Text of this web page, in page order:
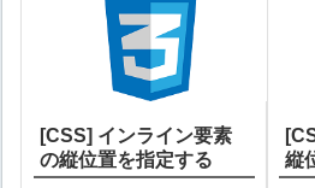
いぬねこうさぎ黄色の部分がliタ
最後
[CSS] インライン要素
の縦位置を指定する
縦